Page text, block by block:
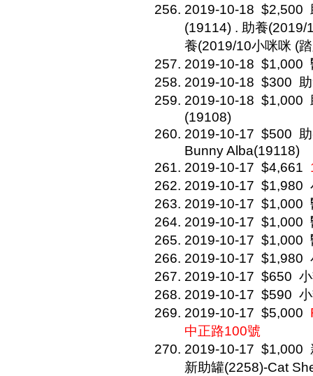
2019-10-18 $2,500
(19114) . 助養(2019/
養(2019/10小咪咪 (
2019-10-18 $1,000
2019-10-18 $300
2019-10-18 $1,000
(19108)
2019-10-17 $500
Bunny Alba(19118)
2019-10-17 $4,661
2019-10-17 $1,980
2019-10-17 $1,000
2019-10-17 $1,000
2019-10-17 $1,000
2019-10-17 $1,980
2019-10-17 $650
2019-10-17 $590
2019-10-17 $5,000
中正路100號
2019-10-17 $1,000
新助罐(2258)-Cat